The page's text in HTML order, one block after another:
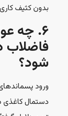
بدون کثیف
۶. چه
فاضلاب
شود؟
ورود
دستمال کاغذی